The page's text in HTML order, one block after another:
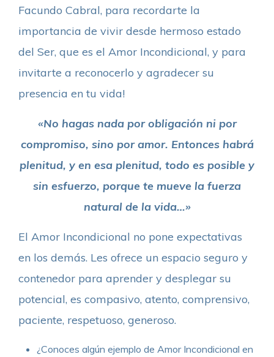
Facundo Cabral, para recordarte la
importancia de vivir desde hermoso estado
del Ser, que es el Amor Incondicional, y para
invitarte a reconocerlo y agradecer su
presencia en tu vida!
«No hagas nada por obligación ni por
compromiso, sino por amor. Entonces habrá
plenitud, y en esa plenitud, todo es posible y
sin esfuerzo, porque te mueve la fuerza
natural de la vida…»
El Amor Incondicional no pone expectativas
en los demás. Les ofrece un espacio seguro y
contenedor para aprender y desplegar su
potencial, es compasivo, atento, comprensivo,
paciente, respetuoso, generoso.
¿Conoces algún ejemplo de Amor Incondicional en